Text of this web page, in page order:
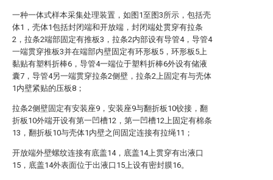
一种一体式样本采集处理装置，如图1至图3所示，包括壳
体1，壳体1包括封闭端和开放端，封闭端处贯穿有拉条
2，拉条2端部固定有推板3，拉条2内部设有导管4，导管4
一端贯穿推板3并在端部内壁固定有环形板5，环形板5上
黏贴有塑料折棒6，导管4一端位于塑料折棒6外设有储液
囊7，导管4另一端贯穿拉条2侧壁，拉条2上固定有与壳体
1内壁紧贴的压板8；
拉条2侧壁固定有安装座9，安装座9与翻折板10铰接，翻
折板10外端开设有第一凹槽12，第一凹槽12上固定有棉条
13，翻折板10与壳体1内壁之间固定连接有拉绳11；
开放端外壁螺纹连接有底盖14，底盖14上贯穿有出液口
15，底盖14外表面位于出液口15上设有密封膜16。